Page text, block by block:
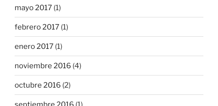
mayo 2017 (1)
febrero 2017 (1)
enero 2017 (1)
noviembre 2016 (4)
octubre 2016 (2)